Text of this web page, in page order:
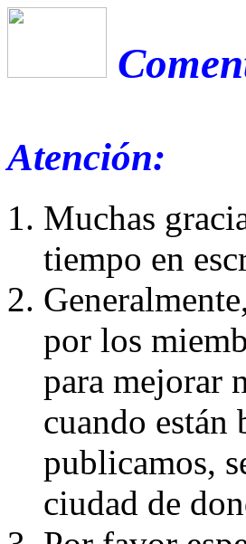
Atención:
Muchas
tiempo en
por los
para mejorar
cuando están
publicamos,
ciudad de